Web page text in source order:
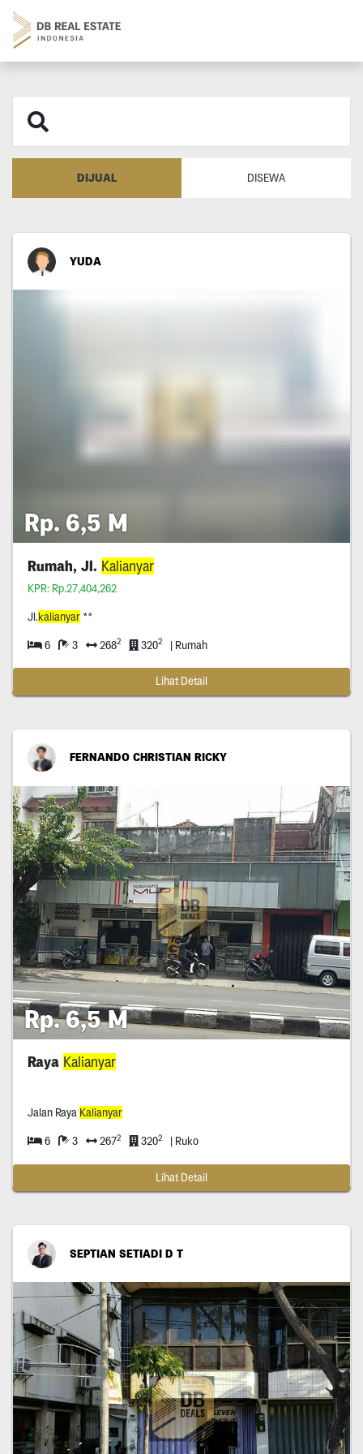
DIJUAL DISEWA
YUDA
Rp. 6,5 M
Rumah, Jl. Kalianyar
KPR: Rp.27,404,262
Jl.kalianyar**
6 3 2682 3202 | Rumah
Lihat Detail
FERNANDO CHRISTIAN RICKY
Rp. 6,5 M
Raya Kalianyar
Jalan Raya Kalianyar
6 3 2672 3202 | Ruko
Lihat Detail
SEPTIAN SETIADI D T